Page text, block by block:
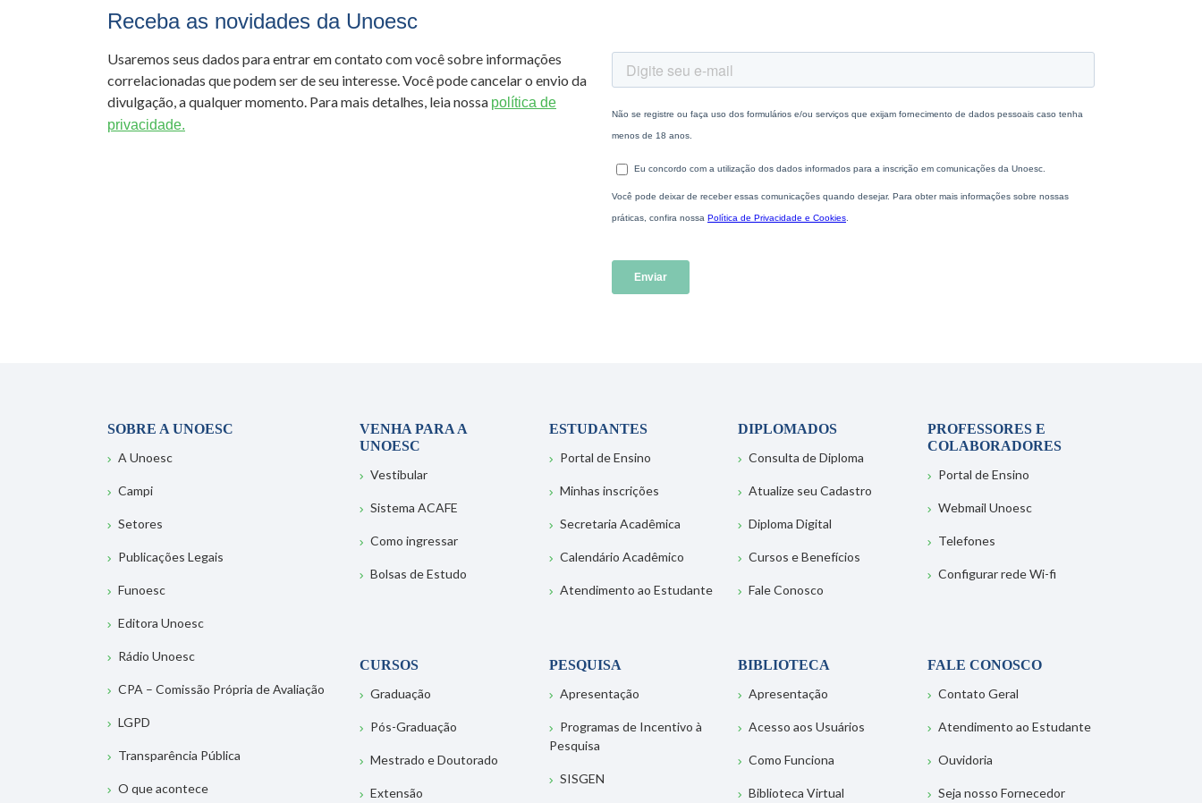
Receba as novidades da Unoesc
Usaremos seus dados para entrar em contato com você sobre informações
correlacionadas que podem ser de seu interesse. Você pode cancelar o envio da
divulgação, a qualquer momento. Para mais detalhes, leia nossa política de
privacidade.
SOBRE A UNOESC
A Unoesc
Campi
Setores
Publicações Legais
Funoesc
Editora Unoesc
Rádio Unoesc
CPA – Comissão Própria de Avaliação
LGPD
Transparência Pública
O que acontece
VENHA PARA A
UNOESC
Vestibular
Sistema ACAFE
Como ingressar
Bolsas de Estudo
ESTUDANTES
Portal de Ensino
Minhas inscrições
Secretaria Acadêmica
Calendário Acadêmico
Atendimento ao Estudante
DIPLOMADOS
Consulta de Diploma
Atualize seu Cadastro
Diploma Digital
Cursos e Benefícios
Fale Conosco
PROFESSORES E
COLABORADORES
Portal de Ensino
Webmail Unoesc
Telefones
Configurar rede Wi-fi
CURSOS
Graduação
Pós-Graduação
Mestrado e Doutorado
Extensão
PESQUISA
Apresentação
Programas de Incentivo à
Pesquisa
SISGEN
BIBLIOTECA
Apresentação
Acesso aos Usuários
Como Funciona
Biblioteca Virtual
FALE CONOSCO
Contato Geral
Atendimento ao Estudante
Ouvidoria
Seja nosso Fornecedor